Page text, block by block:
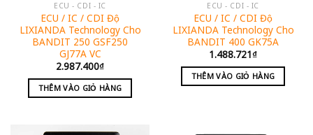
ECU - CDI - IC
ECU / IC / CDI Độ
LIXIANDA Technology Cho
BANDIT 250 GSF250
GJ77A VC
2.987.400₫
THÊM VÀO GIỎ HÀNG
ECU - CDI - IC
ECU / IC / CDI Độ
LIXIANDA Technology Cho
BANDIT 400 GK75A
1.488.721₫
THÊM VÀO GIỎ HÀNG